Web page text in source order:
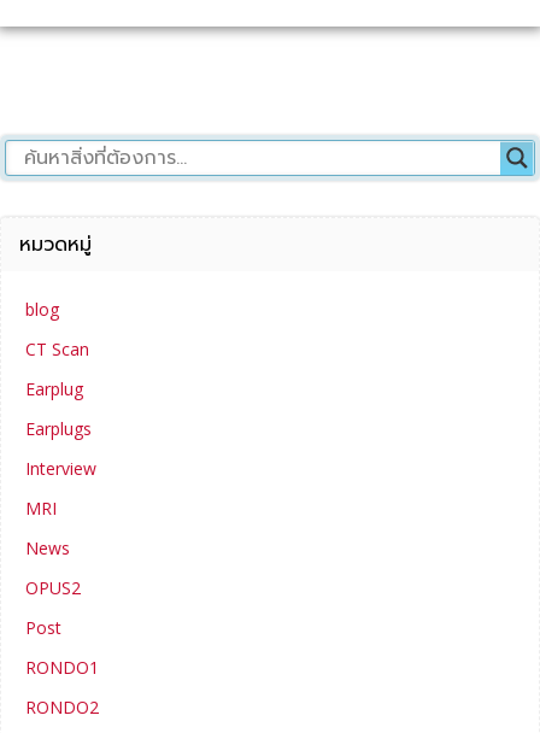
หมวดหมู่
blog
CT Scan
Earplug
Earplugs
Interview
MRI
News
OPUS2
Post
RONDO1
RONDO2